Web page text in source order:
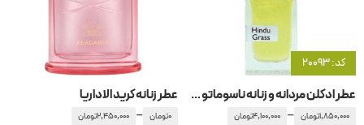
کد: 20093
عطر ادکلن مردانه و زنانه ناسوماتو هیندو گراس
1,850,000تومان –
4,100,000تومان
عطر زنانه کرید الاداریا
0تومان –
2,450,000تومان